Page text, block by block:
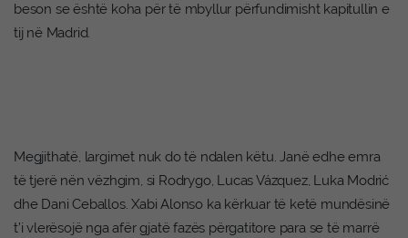
beson se është koha për të mbyllur përfundimisht kapitullin e
tij në Madrid.
Megjithatë, largimet nuk do të ndalen këtu. Janë edhe emra
të tjerë nën vëzhgim, si Rodrygo, Lucas Vázquez, Luka Modrić
dhe Dani Ceballos. Xabi Alonso ka kërkuar të ketë mundësinë
t’i vlerësojë nga afër gjatë fazës përgatitore para se të marrë